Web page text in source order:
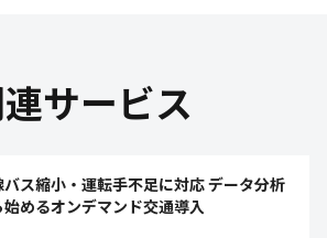
サービス
バス縮小・運転手不足に対応 データ分析
始めるオンデマンド交通導入